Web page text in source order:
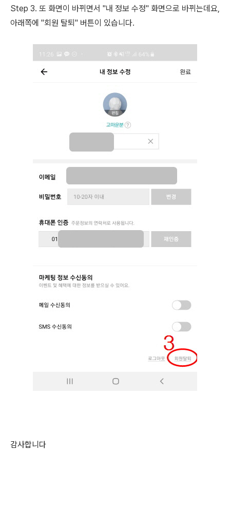
Step 3. 또 화면이 바뀌면서 "내 정보 수정" 화면으로 바뀌는데요,
아래쪽에 "회원 탈퇴" 버튼이 있습니다.
감사합니다